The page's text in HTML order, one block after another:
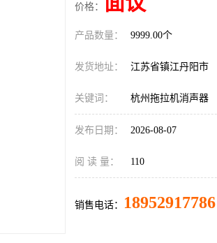
价格：
产品数量： 9999.00个
发货地址： 江苏省镇江丹阳市
关键词： 杭州拖拉机消声器
发布日期： 2026-08-07
阅 读 量： 110
销售电话： 18952917786